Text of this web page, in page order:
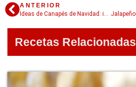
ANTERIOR
Recetas Relacionadas